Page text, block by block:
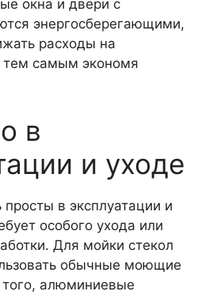
окна и двери с
энергосберегающими,
расходы на
тем самым экономя
в
и уходе
просты в эксплуатации и
особого ухода или
Для мойки стекол
обычные моющие
алюминиевые